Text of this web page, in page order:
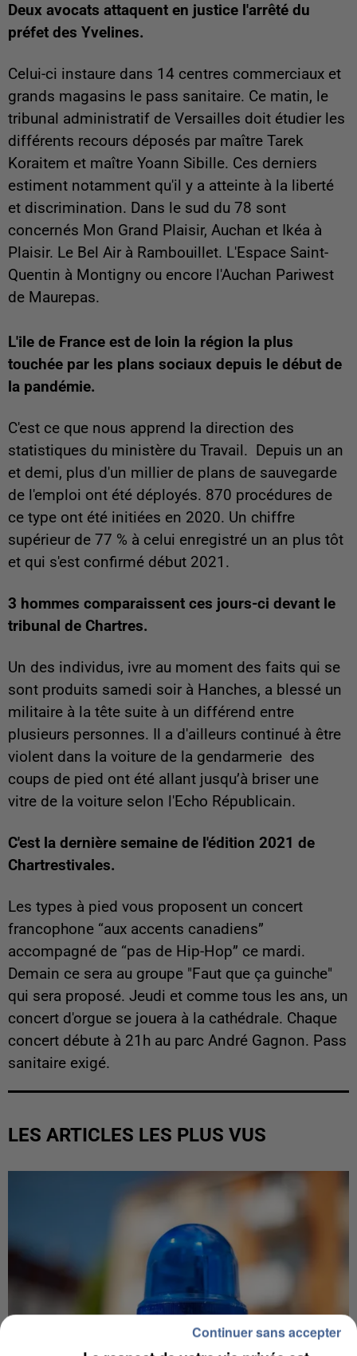
Deux avocats attaquent en justice l'arrêté du
préfet des Yvelines.
Celui-ci instaure dans 14 centres commerciaux et
grands magasins le pass sanitaire. Ce matin, le
tribunal administratif de Versailles doit étudier les
différents recours déposés par maître Tarek
Koraitem et maître Yoann Sibille. Ces derniers
estiment notamment qu'il y a atteinte à la liberté
et discrimination. Dans le sud du 78 sont
concernés Mon Grand Plaisir, Auchan et Ikéa à
Plaisir. Le Bel Air à Rambouillet. L'Espace Saint-
Quentin à Montigny ou encore l'Auchan Pariwest
de Maurepas.
L'ile de France est de loin la région la plus
touchée par les plans sociaux depuis le début de
la pandémie.
C'est ce que nous apprend la direction des
statistiques du ministère du Travail. Depuis un an
et demi, plus d'un millier de plans de sauvegarde
de l'emploi ont été déployés. 870 procédures de
ce type ont été initiées en 2020. Un chiffre
supérieur de 77 % à celui enregistré un an plus tôt
et qui s'est confirmé début 2021.
3 hommes comparaissent ces jours-ci devant le
tribunal de Chartres.
Un des individus, ivre au moment des faits qui se
sont produits samedi soir à Hanches, a blessé un
militaire à la tête suite à un différend entre
plusieurs personnes. Il a d'ailleurs continué à être
violent dans la voiture de la gendarmerie des
coups de pied ont été allant jusqu’à briser une
vitre de la voiture selon l'Echo Républicain.
C'est la dernière semaine de l'édition 2021 de
Chartrestivales.
Les types à pied vous proposent un concert
francophone “aux accents canadiens”
accompagné de “pas de Hip-Hop” ce mardi.
Demain ce sera au groupe "Faut que ça guinche"
qui sera proposé. Jeudi et comme tous les ans, un
concert d'orgue se jouera à la cathédrale. Chaque
concert débute à 21h au parc André Gagnon. Pass
sanitaire exigé.
LES ARTICLES LES PLUS VUS
Continuer sans accepter